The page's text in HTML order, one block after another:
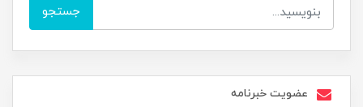
جستجو
عضویت خبرنامه